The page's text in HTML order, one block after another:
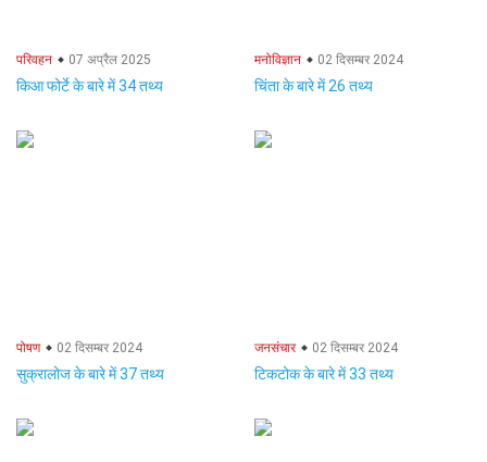
परिवहन 07 अप्रैल 2025
किआ फोर्टे के बारे में 34 तथ्य
मनोविज्ञान 02 दिसम्बर 2024
चिंता के बारे में 26 तथ्य
पोषण 02 दिसम्बर 2024
सुक्रालोज के बारे में 37 तथ्य
जनसंचार 02 दिसम्बर 2024
टिकटोक के बारे में 33 तथ्य